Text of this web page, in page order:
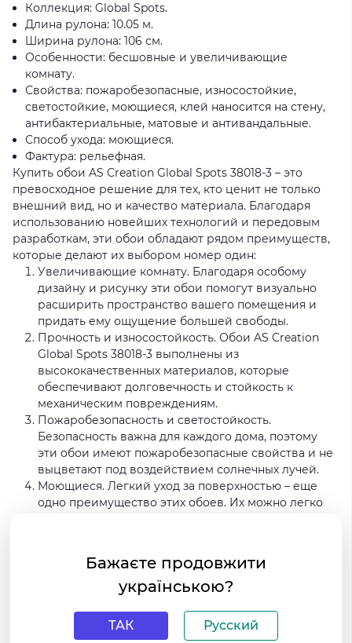
Коллекция: Global Spots.
Длина рулона: 10.05 м.
Ширина рулона: 106 см.
Особенности: бесшовные и увеличивающие
комнату.
Свойства: пожаробезопасные, износостойкие,
светостойкие, моющиеся, клей наносится на стену,
антибактериальные, матовые и антивандальные.
Способ ухода: моющиеся.
Фактура: рельефная.
Купить обои AS Creation Global Spots 38018-3 – это
превосходное решение для тех, кто ценит не только
внешний вид, но и качество материала. Благодаря
использованию новейших технологий и передовым
разработкам, эти обои обладают рядом преимуществ,
которые делают их выбором номер один:
Увеличивающие комнату. Благодаря особому
дизайну и рисунку эти обои помогут визуально
расширить пространство вашего помещения и
придать ему ощущение большей свободы.
Прочность и износостойкость. Обои AS Creation
Global Spots 38018-3 выполнены из
высококачественных материалов, которые
обеспечивают долговечность и стойкость к
механическим повреждениям.
Пожаробезопасность и светостойкость.
Безопасность важна для каждого дома, поэтому
эти обои имеют пожаробезопасные свойства и не
выцветают под воздействием солнечных лучей.
Моющиеся. Легкий уход за поверхностью – еще
одно преимущество этих обоев. Их можно легко
Creation Global Spots 38018-3 в интернет-магазине
HouseDecor.com.ua. Мы предлагаем широкий
вашего дома. Закажите обои уже сегодня и
наслаждайтесь красотой вашего интерьера завтра.
Бажаєте продовжити
українською?
ТАК Русский